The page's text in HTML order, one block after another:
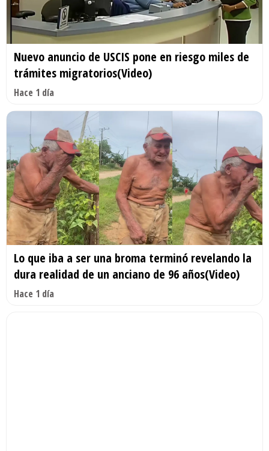
Nuevo anuncio de USCIS pone en riesgo miles de
trámites migratorios(Video)
Hace 1 día
Lo que iba a ser una broma terminó revelando la
dura realidad de un anciano de 96 años(Video)
Hace 1 día